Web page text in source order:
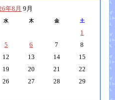
年8月 9月
水 木 金 土
1
5 6 7
8
12 13 14
15
19 20 21
22
26 27 28
29